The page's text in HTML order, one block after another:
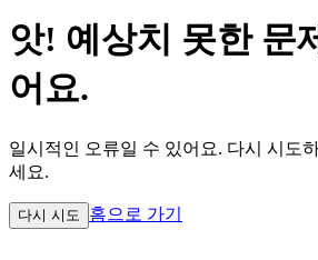
앗! 예상치 못한 문
어요.
일시적인 오류일 수 있어요. 다시 시도
세요.
다시 시도 홈으로 가기